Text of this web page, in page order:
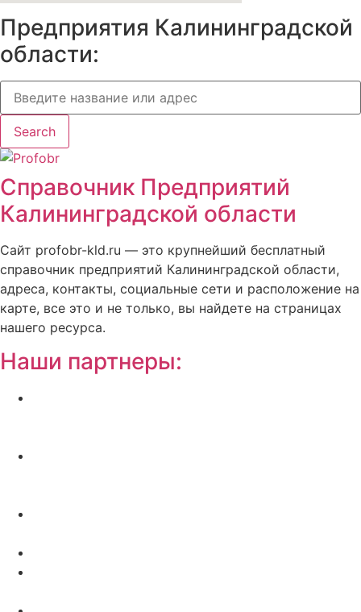
Предприятия Калининградской
области:
Search
Справочник Предприятий
Калининградской области
Сайт profobr-kld.ru — это крупнейший бесплатный
справочник предприятий Калининградской области,
адреса, контакты, социальные сети и расположение на
карте, все это и не только, вы найдете на страницах
нашего ресурса.
Наши партнеры: